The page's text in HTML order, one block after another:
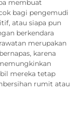
membuat
bagi pengemudi
atau siapa pun
berkendara
merupakan
karena
mereka tetap
rumit atau